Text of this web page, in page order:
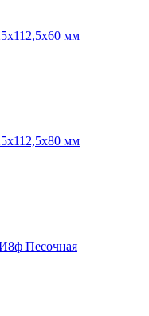
мм
мм
Песочная